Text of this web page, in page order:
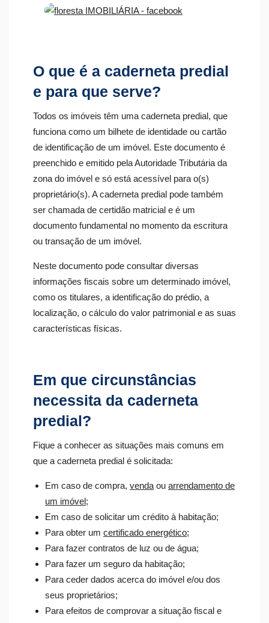
O que é a caderneta predial
e para que serve?
Todos os imóveis têm uma caderneta predial, que
funciona como um bilhete de identidade ou cartão
de identificação de um imóvel. Este documento é
preenchido e emitido pela Autoridade Tributária da
zona do imóvel e só está acessível para o(s)
proprietário(s). A caderneta predial pode também
ser chamada de certidão matricial e é um
documento fundamental no momento da escritura
ou transação de um imóvel.
Neste documento pode consultar diversas
informações fiscais sobre um determinado imóvel,
como os titulares, a identificação do prédio, a
localização, o cálculo do valor patrimonial e as suas
características físicas.
Em que circunstâncias
necessita da caderneta
predial?
Fique a conhecer as situações mais comuns em
que a caderneta predial é solicitada:
Em caso de compra, venda ou arrendamento de
um imóvel;
Em caso de solicitar um crédito à habitação;
Para obter um certificado energético;
Para fazer contratos de luz ou de água;
Para fazer um seguro da habitação;
Para ceder dados acerca do imóvel e/ou dos
seus proprietários;
Para efeitos de comprovar a situação fiscal e